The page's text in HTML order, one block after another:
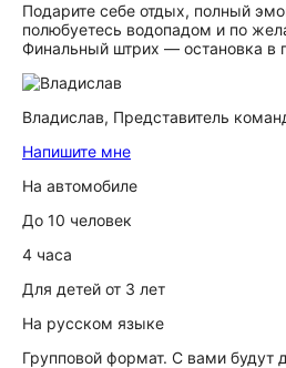
Подарите себе отдых, полный
полюбуетесь водопадом и по
Финальный штрих — остановка в
Владислав, Представитель
Напишите мне
На автомобиле
До 10 человек
4 часа
Для детей от 3 лет
На русском языке
Групповой формат. С вами будут